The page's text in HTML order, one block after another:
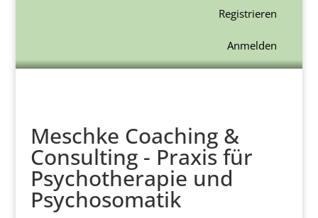
Registrieren
Anmelden
Meschke Coaching &
Consulting - Praxis für
Psychotherapie und
Psychosomatik